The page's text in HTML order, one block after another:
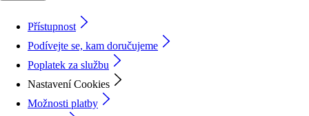
Přístupnost
Podívejte se, kam doručujeme
Poplatek za službu
Nastavení Cookies
Možnosti platby